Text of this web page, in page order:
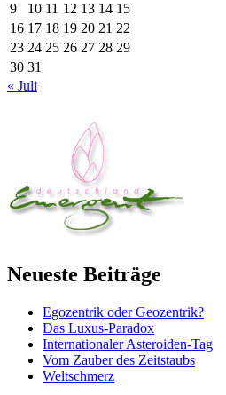
9
10 11 12 13 14 15
16 17 18 19 20 21 22
23 24 25 26 27 28 29
30 31
« Juli
Neueste Beiträge
Egozentrik oder Geozentrik?
Das Luxus-Paradox
Internationaler Asteroiden-Tag
Vom Zauber des Zeitstaubs
Weltschmerz